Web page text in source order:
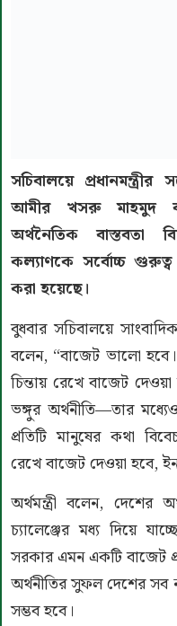
সচিবালয়ে
আমীর খসরু মাহমুদ
অর্থনৈতিক বাস্তবতা
কল্যাণকে সর্বোচ্চ
করা হয়েছে।
বুধবার সচিবালয়ে
বলেন, “বাজেট ভালো হবে।
চিন্তায় রেখে বাজেট
ভঙ্গুর অর্থনীতি—তার
প্রতিটি মানুষের কথা
রেখে বাজেট দেওয়া হবে,
অর্থমন্ত্রী বলেন, দেশের
চ্যালেঞ্জের মধ্য দিয়ে
সরকার এমন একটি বাজেট
অর্থনীতির সুফল দেশের সব
সম্ভব হবে।